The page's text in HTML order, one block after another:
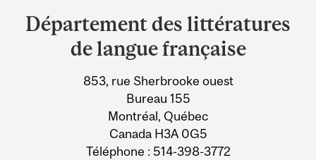
and
University
Information
Département des littératures
de langue française
853, rue Sherbrooke ouest
Bureau 155
Montréal, Québec
Canada H3A 0G5
Téléphone : 514-398-3772